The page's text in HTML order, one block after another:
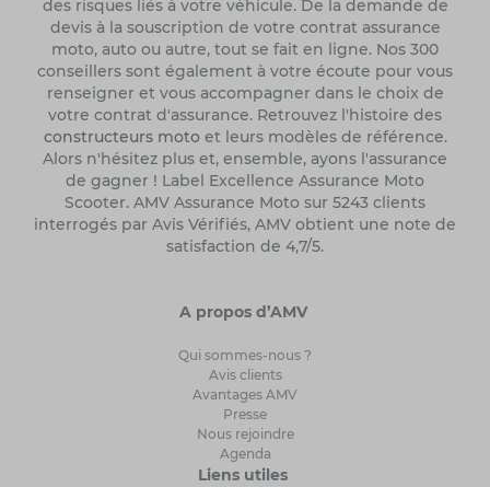
des risques liés à votre véhicule. De la demande de
devis à la souscription de votre contrat assurance
moto, auto ou autre, tout se fait en ligne. Nos 300
conseillers sont également à votre écoute pour vous
renseigner et vous accompagner dans le choix de
votre contrat d'assurance. Retrouvez l'histoire des
constructeurs motoet leurs modèles de référence.
Alors n'hésitez plus et, ensemble, ayons l'assurance
de gagner ! Label Excellence Assurance Moto
Scooter. AMV Assurance Moto sur 5243 clients
interrogés par Avis Vérifiés, AMV obtient une note de
satisfaction de 4,7/5.
A propos d’AMV
Qui sommes-nous ?
Avis clients
Avantages AMV
Presse
Nous rejoindre
Agenda
Liens utiles